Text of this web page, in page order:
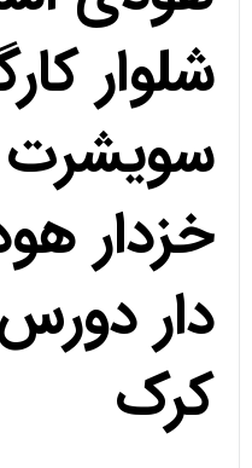
شلوار
خزدار
دار
کرک